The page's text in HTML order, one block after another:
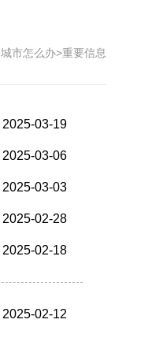
城市怎么办>重要信息
2025-03-19
2025-03-06
2025-03-03
2025-02-28
2025-02-18
2025-02-12